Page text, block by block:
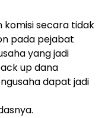
komisi secara tidak
pada pejabat
yang jadi
up dana
dapat jadi